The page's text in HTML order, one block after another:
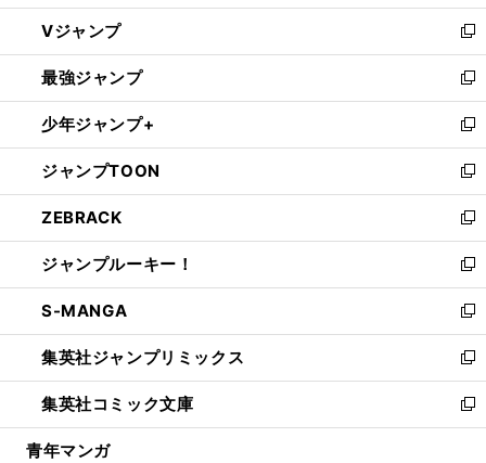
ウ
ィ
ン
ド
ウ
で
開
く
し
い
ウ
ィ
ン
ド
ウ
で
開
く
Vジャンプ
新
し
い
ウ
ィ
ン
ド
ウ
で
開
く
最強ジャンプ
新
し
い
ウ
ィ
ン
ド
ウ
で
開
く
少年ジャンプ+
新
し
い
ウ
ィ
ン
ド
ウ
で
開
く
ジャンプTOON
新
し
い
ウ
ィ
ン
ド
ウ
で
開
く
ZEBRACK
新
し
い
ウ
ィ
ン
ド
ウ
で
開
ジャンプルーキー！
新
し
い
ウ
ィ
ン
ド
ウ
S-MANGA
新
し
い
ウ
ィ
ン
集英社ジャンプリミックス
新
し
い
ウ
集英社コミック文庫
新
し
青年マンガ